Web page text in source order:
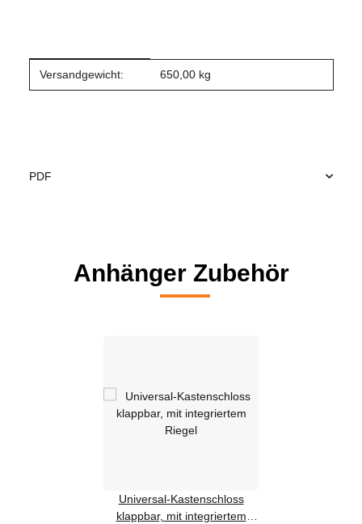
Produkteigenschaft
Wert
Versandgewicht: 650,00 kg
PDF
Anhänger Zubehör
Universal-Kastenschloss
klappbar, mit integriertem